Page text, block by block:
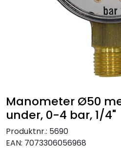
Manometer Ø50
under, 0-4 bar, 1/4"
Produktnr.: 5690
EAN: 7073306056968
Varmeanlegg
Outlet